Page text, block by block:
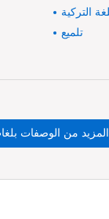
التركية
تلميع
من الوصفات